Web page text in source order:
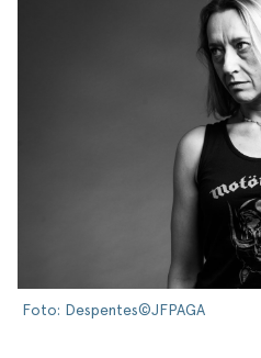
Foto: Despentes©JFPAGA